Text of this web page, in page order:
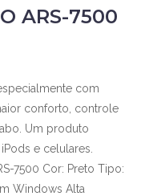
ARS-7500
com
conforto, controle
Um produto
e celulares.
7500 Cor: Preto Tipo:
Windows Alta